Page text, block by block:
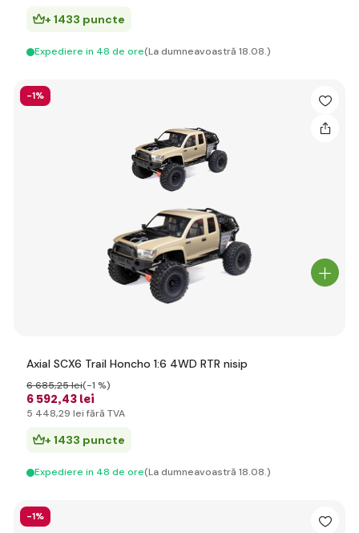
+ 1433 puncte
Expediere in 48 de ore(La dumneavoastră 18.08.)
-1%
Axial SCX6 Trail Honcho 1:6 4WD RTR nisip
6 592,43 lei
6 685,25 lei(-1 %)
5 448,29 lei fără TVA
+ 1433 puncte
Expediere in 48 de ore(La dumneavoastră 18.08.)
-1%